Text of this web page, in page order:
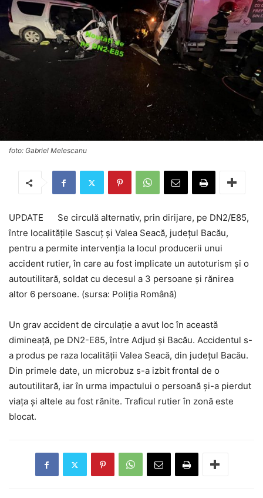
foto: Gabriel Melescanu
UPDATE Se circulă alternativ, prin dirijare, pe DN2/E85,
între localitățile Sascuț și Valea Seacă, județul Bacău,
pentru a permite intervenția la locul producerii unui
accident rutier, în care au fost implicate un autoturism și o
autoutilitară, soldat cu decesul a 3 persoane și rănirea
altor 6 persoane. (sursa: Poliția Română)
Un grav accident de circulație a avut loc în această
dimineață, pe DN2-E85, între Adjud și Bacău. Accidentul s-
a produs pe raza localității Valea Seacă, din județul Bacău.
Din primele date, un microbuz s-a izbit frontal de o
autoutilitară, iar în urma impactului o persoană și-a pierdut
viața și altele au fost rănite. Traficul rutier în zonă este
blocat.